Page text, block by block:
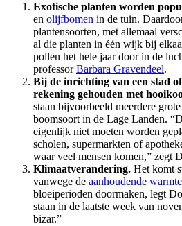
Exotische planten worden
en olijfbomen in de tuin.
plantensoorten, met allemaal
al die planten in één wijk bij
pollen het hele jaar door in de
professorBarbara Gravendeel.
Bij de inrichting van een stad
rekening gehouden met
staan bijvoorbeeld meerdere
boomsoort in de Lage Landen.
eigenlijk niet moeten worden
scholen, supermarkten of
waar veel mensen komen,” zegt
Klimaatverandering. Het komt
vanwege de aanhoudende warmte
bloeiperioden doormaken, legt
staan in de laatste week van
bizar.”